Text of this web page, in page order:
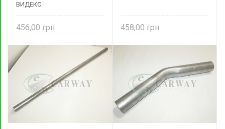
ВИДЕКС
456,00 458,00